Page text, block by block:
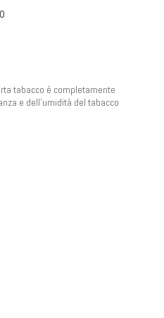
tabacco è completamente
e dell'umidità del tabacco